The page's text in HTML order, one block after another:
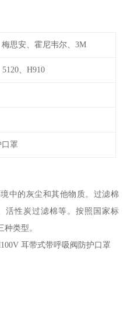
思安、霍尼韦尔、3M
、H910
罩
中的灰尘和其他物质。过滤棉
活性炭过滤棉等。按照国家标
类型。
耳带式带呼吸阀防护口罩